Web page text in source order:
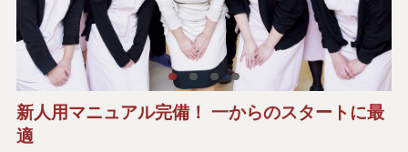
新人用マニュアル完備！ 一からのスタートに最
適